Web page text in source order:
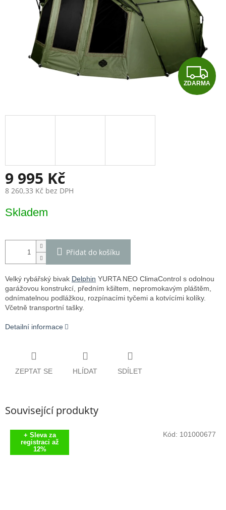
Z
D
ZDARMA
9 995 Kč
8 260,33 Kč bez DPH
cena:
Skladem
Přidat do košíku
Velký rybářský bivak Delphin YURTA NEO ClimaControl s odolnou
garážovou konstrukcí, předním kšiltem, nepromokavým pláštěm,
odnímatelnou podlážkou, rozpínacími tyčemi a kotvícími kolíky.
Včetně transportní tašky.
Detailní informace
ZEPTAT SE HLÍDAT SDÍLET
Související produkty
+ Sleva za
registraci až
12%
Kód: 101000677